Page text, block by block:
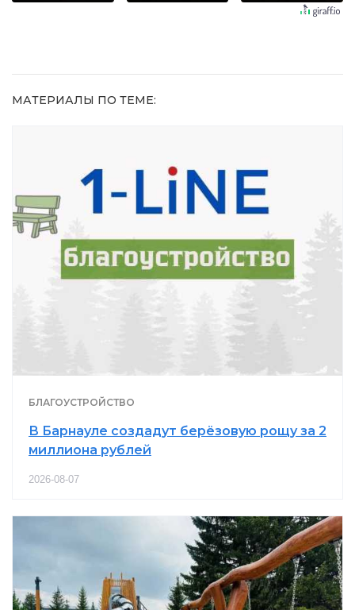
увиденного
МАТЕРИАЛЫ ПО ТЕМЕ:
БЛАГОУСТРОЙСТВО
В Барнауле создадут берёзовую рощу за 2
миллиона рублей
2026-08-07